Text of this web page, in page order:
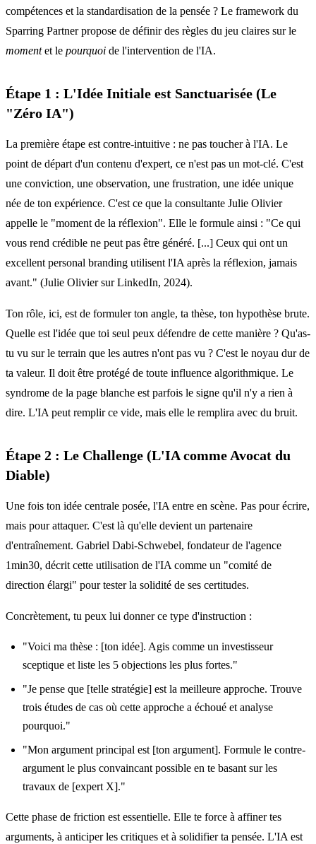
compétences et la standardisation de la pensée ? Le framework du
Sparring Partner propose de définir des règles du jeu claires sur le
momentet le pourquoi de l'intervention de l'IA.
Étape 1 : L'Idée Initiale est Sanctuarisée (Le
"Zéro IA")
La première étape est contre-intuitive : ne pas toucher à l'IA. Le
point de départ d'un contenu d'expert, ce n'est pas un mot-clé. C'est
une conviction, une observation, une frustration, une idée unique
née de ton expérience. C'est ce que la consultante Julie Olivier
appelle le "moment de la réflexion". Elle le formule ainsi : "Ce qui
vous rend crédible ne peut pas être généré. [...] Ceux qui ont un
excellent personal branding utilisent l'IA après la réflexion, jamais
avant." (Julie Olivier sur LinkedIn, 2024).
Ton rôle, ici, est de formuler ton angle, ta thèse, ton hypothèse brute.
Quelle est l'idée que toi seul peux défendre de cette manière ? Qu'as-
tu vu sur le terrain que les autres n'ont pas vu ? C'est le noyau dur de
ta valeur. Il doit être protégé de toute influence algorithmique. Le
syndrome de la page blanche est parfois le signe qu'il n'y a rien à
dire. L'IA peut remplir ce vide, mais elle le remplira avec du bruit.
Étape 2 : Le Challenge (L'IA comme Avocat du
Diable)
Une fois ton idée centrale posée, l'IA entre en scène. Pas pour écrire,
mais pour attaquer. C'est là qu'elle devient un partenaire
d'entraînement. Gabriel Dabi-Schwebel, fondateur de l'agence
1min30, décrit cette utilisation de l'IA comme un "comité de
direction élargi" pour tester la solidité de ses certitudes.
Concrètement, tu peux lui donner ce type d'instruction :
"Voici ma thèse : [ton idée]. Agis comme un investisseur
sceptique et liste les 5 objections les plus fortes."
"Je pense que [telle stratégie] est la meilleure approche. Trouve
trois études de cas où cette approche a échoué et analyse
pourquoi."
"Mon argument principal est [ton argument]. Formule le contre-
argument le plus convaincant possible en te basant sur les
travaux de [expert X]."
Cette phase de friction est essentielle. Elle te force à affiner tes
arguments, à anticiper les critiques et à solidifier ta pensée. L'IA est